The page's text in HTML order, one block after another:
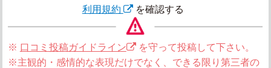
利用規約 を確認する
※ 口コミ投稿ガイドライン
を守って投稿して下さい。
※主観的・感情的な表現だけでなく、できる限り第三者の